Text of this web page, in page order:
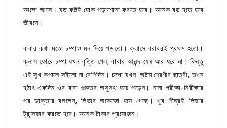
আলো আসে। যত কষ্টই হোক পড়াশোনা করতে হবে। অনেক বড় হতে হবে
জীবনে।
বাবার কথা মতো চম্পাও মন দিয়ে পড়তো। ক্লাসে বরাবরই প্রথম হতো।
ক্লাস ফোরে চম্পা যখন বৃত্তি পেল, বাবার আনন্দ যেন আর ধরে না। কিন্তু
এই সুখ কপালে সইলো না বেশিদিন। চম্পা যখন অষ্টম শ্রেণীর ছাত্রী, তখন
হঠাৎ একদিন ওর বাবা গুরুতর অসুস্থ হয়ে পড়েন। নানা পরীক্ষা-নিরীক্ষার
পর ডাক্তার বললেন, লিভার অকেজো হয়ে গেছে। খুব শীঘ্রই লিভার
ট্রান্সফার করতে হবে। অনেক টাকার প্রয়োজন।